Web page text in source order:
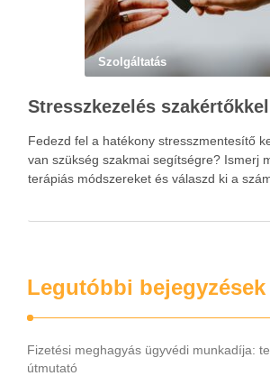
Szolgáltatás
Fedezd fel a hatékony stresszmentesítő
van szükség szakmai segítségre? Ismerj
terápiás módszereket és válaszd ki a
Legutóbbi bejegyzések
Fizetési meghagyás ügyvédi munkadíja:
útmutató